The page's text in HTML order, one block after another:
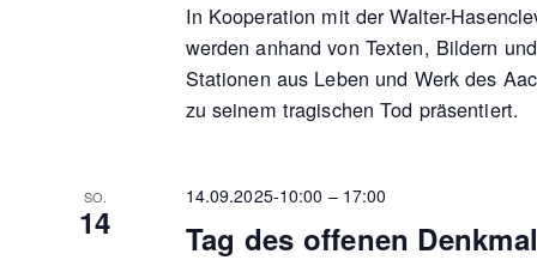
In Kooperation mit der Walter-
werden anhand von Texten, Bildern
Stationen aus Leben und Werk des
zu seinem tragischen Tod präsentiert.
SO.
14 Tag des offenen
14.09.2025-10:00 – 17:00